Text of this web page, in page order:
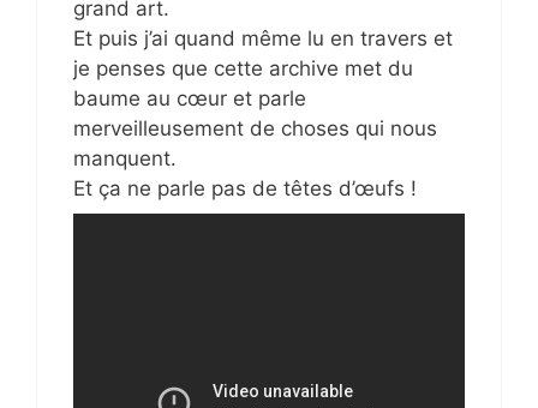
grand art.
Et puis j’ai quand même lu en travers et
je penses que cette archive met du
baume au cœur et parle
merveilleusement de choses qui nous
manquent.
Et ça ne parle pas de têtes d’œufs !